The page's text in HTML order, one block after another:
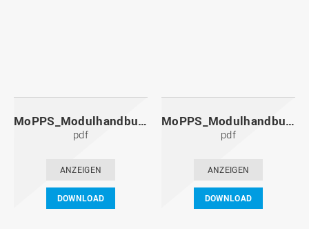
MoPPS_Modulhandbuch_20101201.pdf
pdf
ANZEIGEN
DOWNLOAD
MoPPS_Modulhandbuch_20100601.pdf
pdf
ANZEIGEN
DOWNLOAD